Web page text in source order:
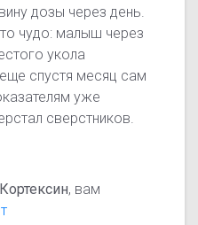
дозы через день.
чудо: малыш через
укола
спустя месяц сам
уже
сверстников.
, вам